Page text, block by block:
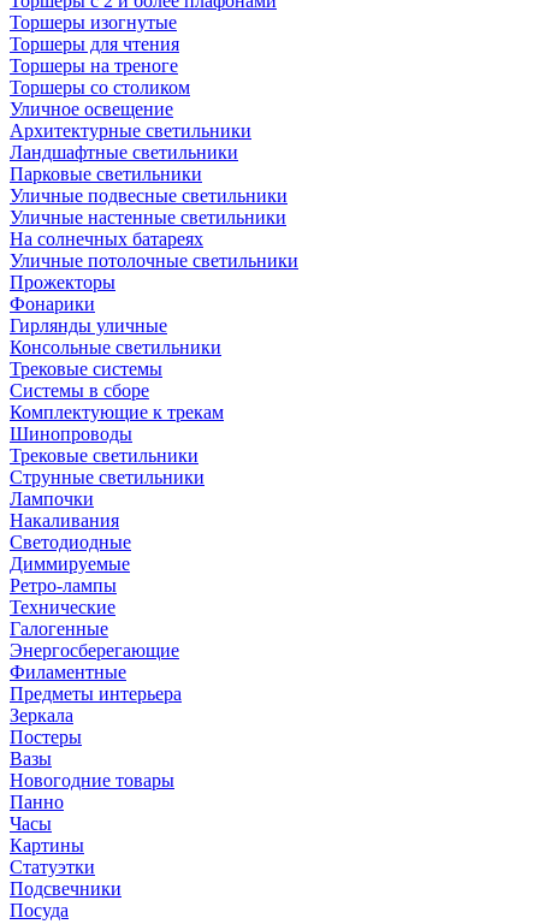
Торшеры изогнутые
Торшеры для чтения
Торшеры на треноге
Торшеры со столиком
Уличное освещение
Архитектурные светильники
Ландшафтные светильники
Парковые светильники
Уличные подвесные светильники
Уличные настенные светильники
На солнечных батареях
Уличные потолочные светильники
Прожекторы
Фонарики
Гирлянды уличные
Консольные светильники
Трековые системы
Системы в сборе
Комплектующие к трекам
Шинопроводы
Трековые светильники
Струнные светильники
Лампочки
Накаливания
Светодиодные
Диммируемые
Ретро-лампы
Технические
Галогенные
Энергосберегающие
Филаментные
Предметы интерьера
Зеркала
Постеры
Вазы
Новогодние товары
Панно
Часы
Картины
Статуэтки
Подсвечники
Посуда